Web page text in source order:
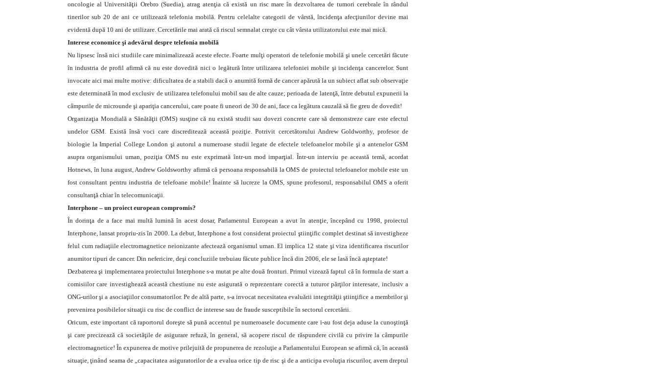
oncologie al Universităţii Orebro (Suedia), atrag atenţia că există un risc mare în dezvoltarea de tumori cerebrale în rândul
tinerilor sub 20 de ani ce utilizează telefonia mobilă. Pentru celelalte categorii de vârstă, încidenţa afecţiunilor devine mai
evidentă după 10 ani de utilizare. Cercetările mai arată că riscul semnalat creşte cu cât vârsta utilizatorului este mai mică.
Interese economice şi adevărul despre telefonia mobilă
Nu lipsesc însă nici studiile care minimalizează aceste efecte. Foarte mulţi operatori de telefonie mobilă şi unele cercetări făcute
în industria de profil afirmă că nu este dovedită nici o legătură între utilizarea telefoniei mobile şi incidenţa cancerelor. Sunt
invocate aici mai multe motive: dificultatea de a stabili dacă o anumită formă de cancer apărută la un subiect aflat sub observaţie
este determinată în mod exclusiv de utilizarea telefonului mobil sau de alte cauze; perioada de latenţă, între debutul expunerii la
câmpurile de microunde şi apariţia cancerului, care poate fi uneori de 30 de ani, face ca legătura cauzală să fie greu de dovedit!
Organizaţia Mondială a Sănătăţii (OMS) susţine că nu există studii sau dovezi concrete care să demonstreze care este efectul
undelor GSM. Există însă voci care discreditează această poziţie. Potrivit cercetătorului Andrew Goldworthy, profesor de
biologie la Imperial College London şi autorul a numeroase studii legate de efectele telefoanelor mobile şi a antenelor GSM
asupra organismului uman, poziţia OMS nu este exprimată într-un mod imparţial. Într-un interviu pe această temă, acordat
Hotnews, în luna august, Andrew Goldsworthy afirmă că persoana responsabilă la OMS de proiectul telefoanelor mobile este un
fost consultant pentru industria de telefoane mobile! Înainte să lucreze la OMS, spune profesorul, responsabilul OMS a oferit
consultanţă chiar în telecomunicaţii.
Interphone – un proiect european compromis?
În dorinţa de a face mai multă lumină în acest dosar, Parlamentul European a avut în atenţie, începând cu 1998, proiectul
Interphone, lansat propriu-zis în 2000. La debut, Interphone a fost considerat proiectul ştiinţific complet destinat să investigheze
felul cum radiaţiile electromagnetice neionizante afectează organismul uman. El implica 12 state şi viza identificarea riscurilor
anumitor tipuri de cancer. Din nefericire, deşi concluziile trebuiau făcute publice încă din 2006, ele se lasă încă aşteptate!
Dezbaterea şi implementarea proiectului Interphone s-a mutat pe alte două fronturi. Primul vizează faptul că în formula de start a
comisiilor care investighează această chestiune nu este asigurată o reprezentare corectă a tuturor părţilor interesate, inclusiv a
ONG-urilor şi a asociaţiilor consumatorilor. Pe de altă parte, s-a invocat necesitatea evaluării integrităţii ştiinţifice a membrilor şi
prevenirea posibilelor situaţii cu risc de conflict de interese sau de fraude susceptibile în sectorul cercetării.
Oricum, este important că raportorul doreşte să pună accentul pe numeroasele documente care i-au fost deja aduse la cunoştinţă
şi care precizează că societăţile de asigurare refuză, în general, să acopere riscul de răspundere civilă cu privire la câmpurile
electromagnetice! În expunerea de motive prilejuită de propunerea de rezoluţie a Parlamentului European se afirmă că, în această
situaţie, ţinând seama de „capacitatea asiguratorilor de a evalua orice tip de risc şi de a anticipa evoluţia riscurilor, avem dreptul